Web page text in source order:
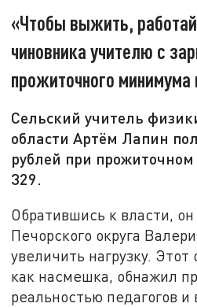
«Чтобы выжить,
чиновника учителю с
прожиточного минимума
Сельский учитель
области Артём Лапин
рублей при
329.
Обратившись к власти,
Печорского округа
увеличить нагрузку.
как насмешка, обнажил
реальностью педагогов и